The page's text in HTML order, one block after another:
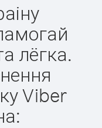
лёгка.
Viber